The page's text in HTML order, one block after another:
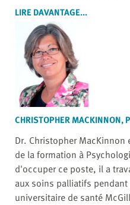
LIRE DAVANTAGE...
CHRISTOPHER MACKINNON,
Dr. Christopher
de la formation à
d'occuper ce poste, il a
aux soins palliatifs pendant
universitaire de santé